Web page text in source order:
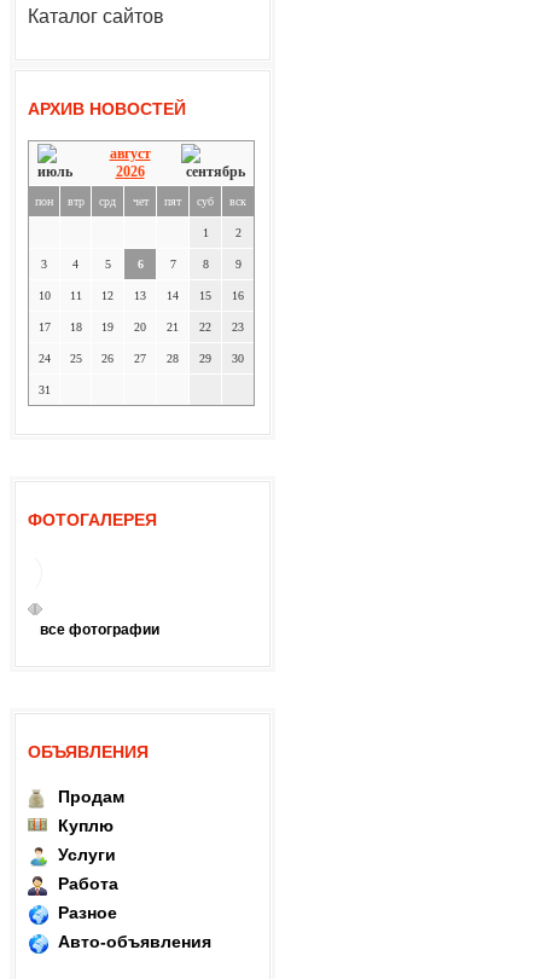
Каталог сайтов
АРХИВ НОВОСТЕЙ
август
2026
пон втр срд чет пят суб вск
1 2
3 4 5 6 7 8 9
10 11 12 13 14 15 16
17 18 19 20 21 22 23
24 25 26 27 28 29 30
31
ФОТОГАЛЕРЕЯ
все фотографии
ОБЪЯВЛЕНИЯ
Продам
Куплю
Услуги
Работа
Разное
Авто-объявления